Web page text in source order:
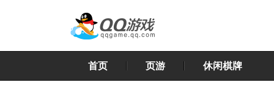
首页 页游 休闲棋牌